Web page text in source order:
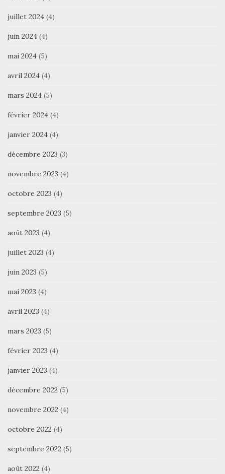
juillet 2024 (4)
juin 2024 (4)
mai 2024 (5)
avril 2024 (4)
mars 2024 (5)
février 2024 (4)
janvier 2024 (4)
décembre 2023 (3)
novembre 2023 (4)
octobre 2023 (4)
septembre 2023 (5)
août 2023 (4)
juillet 2023 (4)
juin 2023 (5)
mai 2023 (4)
avril 2023 (4)
mars 2023 (5)
février 2023 (4)
janvier 2023 (4)
décembre 2022 (5)
novembre 2022 (4)
octobre 2022 (4)
septembre 2022 (5)
août 2022 (4)